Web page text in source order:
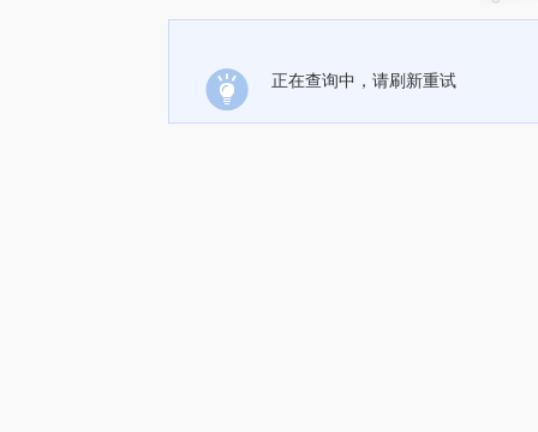
正在查询中，请刷新重试